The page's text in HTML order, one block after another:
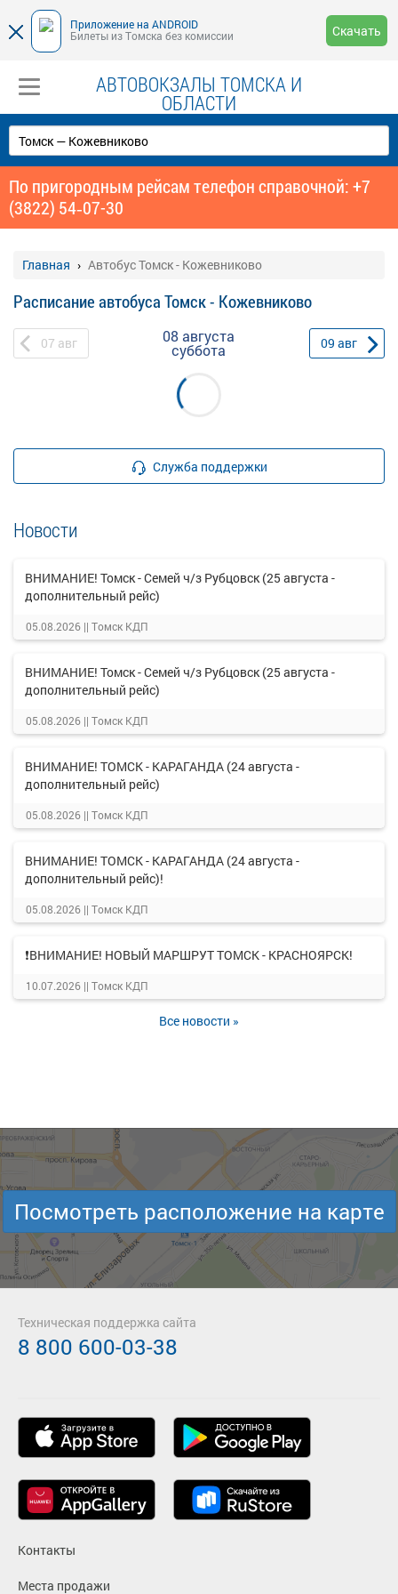
Приложение на ANDROID
Билеты из Томска без комиссии
Скачать
АВТОВОКЗАЛЫ ТОМСКА И
ОБЛАСТИ
По пригородным рейсам телефон справочной: +7
(3822) 54‑07-30
Главная Автобус Томск - Кожевниково
Расписание автобуса Томск - Кожевниково
07 авг 08 августа
суббота 09 авг
Служба поддержки
Новости
ВНИМАНИЕ! Томск - Семей ч/з Рубцовск (25 августа -
дополнительный рейс)
05.08.2026 || Томск КДП
ВНИМАНИЕ! Томск - Семей ч/з Рубцовск (25 августа -
дополнительный рейс)
05.08.2026 || Томск КДП
ВНИМАНИЕ! ТОМСК - КАРАГАНДА (24 августа -
дополнительный рейс)
05.08.2026 || Томск КДП
ВНИМАНИЕ! ТОМСК - КАРАГАНДА (24 августа -
дополнительный рейс)!
05.08.2026 || Томск КДП
❗ВНИМАНИЕ! НОВЫЙ МАРШРУТ ТОМСК - КРАСНОЯРСК!
10.07.2026 || Томск КДП
Все новости »
Посмотреть расположение на карте
Контакты
Места продажи
Техническая поддержка сайта
8 800 600-03-38